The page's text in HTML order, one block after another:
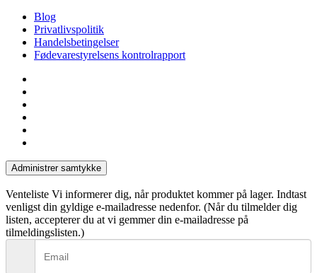
Blog
Privatlivspolitik
Handelsbetingelser
Fødevarestyrelsens kontrolrapport
Administrer samtykke
Venteliste Vi informerer dig, når produktet kommer på lager. Indtast
venligst din gyldige e-mailadresse nedenfor. (Når du tilmelder dig
listen, accepterer du at vi gemmer din e-mailadresse på
tilmeldingslisten.)